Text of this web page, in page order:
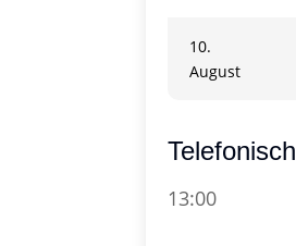
10.
August
13:00